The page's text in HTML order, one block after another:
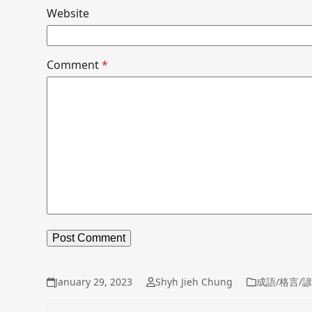
Website
Comment*
January 29, 2023 Shyh Jieh Chung 成語/格言/